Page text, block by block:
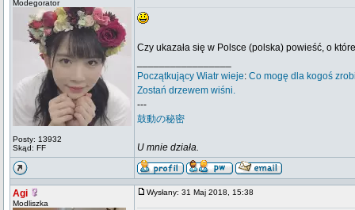
Modegorator
Posty: 13932
Skąd: FF
Czy ukazała się w Polsce (polska) powieść, o
Początkujący Wiatr wieje: Co mogę dla kogoś
Zostań drzewem wiśni.
---
鼓動の秘密
U mnie działa.
Agi
Modliszka
Wysłany: 31 Maj 2018, 15:38